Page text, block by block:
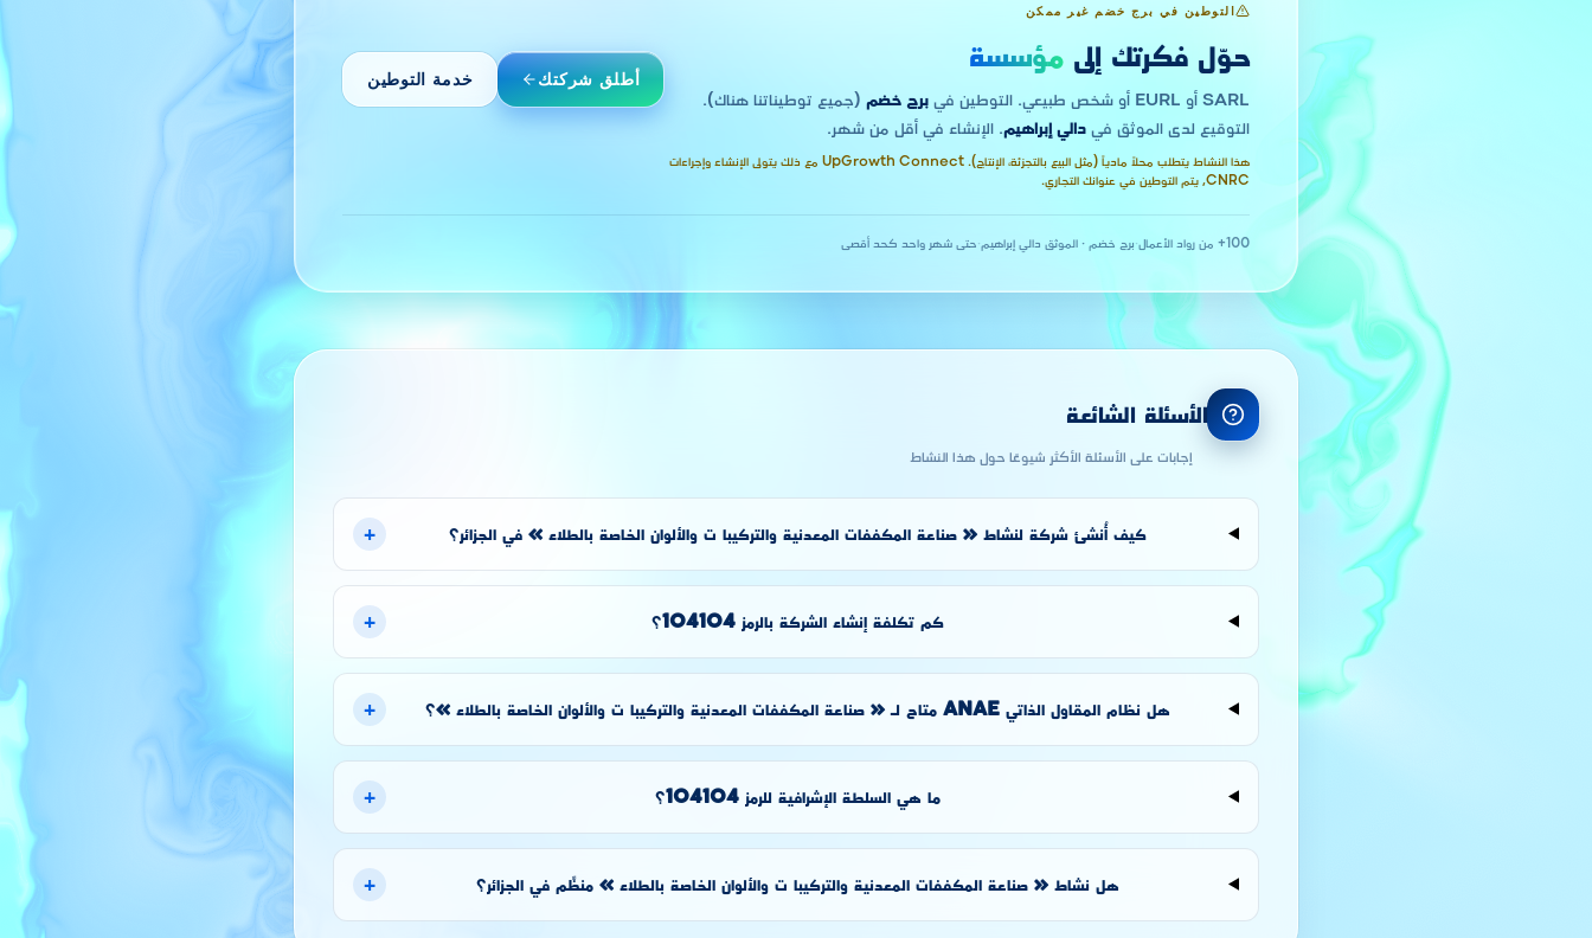
التوطين في برج خضم غير ممكن
حوّل فكرتك إلى مؤسسة
SARL أو EURL أو شخص طبيعي. التوطين في برج خضم (جميع توطيناتنا هناك).
التوقيع لدى الموثق في دالي إبراهيم. الإنشاء في أقل من شهر.
هذا النشاط يتطلب محلاً مادياً (مثل البيع بالتجزئة، الإنتاج). UpGrowth Connect مع ذلك يتولى الإنشاء وإجراءات
CNRC, يتم التوطين في عنوانك التجاري.
أطلق شركتك خدمة التوطين
100+ من رواد الأعمال · برج خضم · الموثق دالي إبراهيم · حتى شهر واحد كحد أقصى
الأسئلة الشائعة
إجابات على الأسئلة الأكثر شيوعًا حول هذا النشاط
كيف أُنشئ شركة لنشاط « صناعة المكففات المعدنية والتركيبا ت والألوان الخاصة بالطلاء » في الجزائر؟ +
كم تكلفة إنشاء الشركة بالرمز 104104؟ +
هل نظام المقاول الذاتي ANAE متاح لـ « صناعة المكففات المعدنية والتركيبا ت والألوان الخاصة بالطلاء »؟ +
ما هي السلطة الإشرافية للرمز 104104؟ +
هل نشاط « صناعة المكففات المعدنية والتركيبا ت والألوان الخاصة بالطلاء » منظَّم في الجزائر؟ +